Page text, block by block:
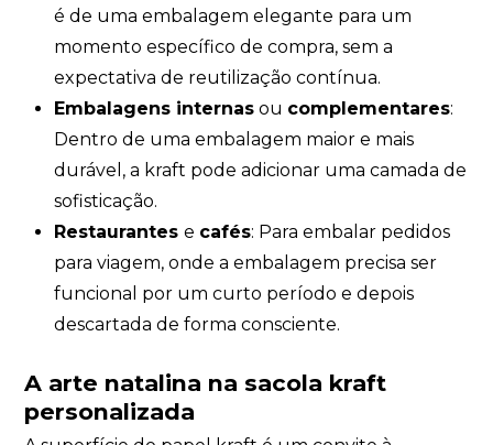
é de uma embalagem elegante para um
momento específico de compra, sem a
expectativa de reutilização contínua.
Embalagens internasou complementares:
Dentro de uma embalagem maior e mais
durável, a kraft pode adicionar uma camada de
sofisticação.
Restaurantes e cafés: Para embalar pedidos
para viagem, onde a embalagem precisa ser
funcional por um curto período e depois
descartada de forma consciente.
A arte natalina na sacola kraft
personalizada